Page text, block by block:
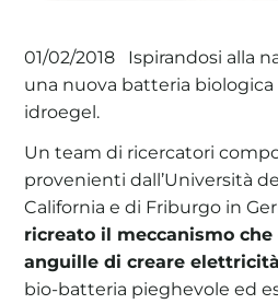
01/02/2018
Ispirandosi alla
una nuova batteria biologica
idroegel.
Un team di ricercatori
provenienti dall’Università
California e di Friburgo in
ricreato il meccanismo
anguille di creare elettricità
bio-batteria pieghevole ed